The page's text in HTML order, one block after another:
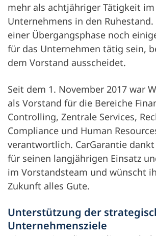
mehr als achtjähriger Tätigkeit
Unternehmens in den
einer Übergangsphase noch
für das Unternehmen tätig sein,
dem Vorstand ausscheidet.
Seit dem 1. November 2017 war
als Vorstand für die Bereiche
Controlling, Zentrale Services,
Compliance und Human
verantwortlich. CarGarantie
für seinen langjährigen Einsatz
im Vorstandsteam und wünscht
Zukunft alles Gute.
Unterstützung der
Unternehmensziele